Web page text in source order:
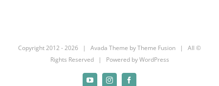
© Copyright 2012 -
2026 | Avada Theme byTheme Fusion | All
Rights Reserved | Powered byWordPress
Facebook
Instagram
YouTube